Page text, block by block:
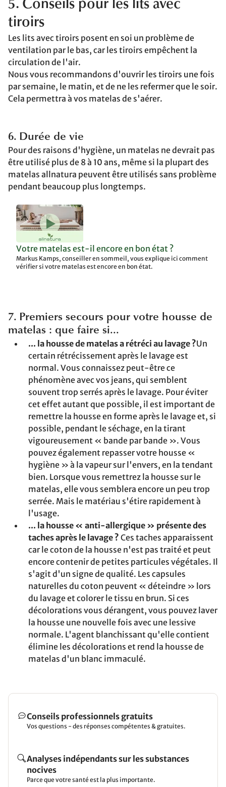
5. Conseils pour les lits avec
tiroirs
Les lits avec tiroirs posent en soi un problème de
ventilation par le bas, car les tiroirs empêchent la
circulation de l'air.
Nous vous recommandons d'ouvrir les tiroirs une fois
par semaine, le matin, et de ne les refermer que le soir.
Cela permettra à vos matelas de s'aérer.
6. Durée de vie
Pour des raisons d'hygiène, un matelas ne devrait pas
être utilisé plus de 8 à 10 ans, même si la plupart des
matelas allnatura peuvent être utilisés sans problème
pendant beaucoup plus longtemps.
Votre matelas est-il encore en bon état ?
Markus Kamps, conseiller en sommeil, vous explique ici comment
vérifier si votre matelas est encore en bon état.
7. Premiers secours pour votre housse de
matelas : que faire si...
... la housse de matelas a rétréci au lavage ?Un
certain rétrécissement après le lavage est
normal. Vous connaissez peut-être ce
phénomène avec vos jeans, qui semblent
souvent trop serrés après le lavage. Pour éviter
cet effet autant que possible, il est important de
remettre la housse en forme après le lavage et, si
possible, pendant le séchage, en la tirant
vigoureusement « bande par bande ». Vous
pouvez également repasser votre housse «
hygiène » à la vapeur sur l'envers, en la tendant
bien. Lorsque vous remettrez la housse sur le
matelas, elle vous semblera encore un peu trop
serrée. Mais le matériau s'étire rapidement à
l'usage.
... la housse « anti-allergique » présente des
taches après le lavage ? Ces taches apparaissent
car le coton de la housse n'est pas traité et peut
encore contenir de petites particules végétales. Il
s'agit d'un signe de qualité. Les capsules
naturelles du coton peuvent « déteindre » lors
du lavage et colorer le tissu en brun. Si ces
décolorations vous dérangent, vous pouvez laver
la housse une nouvelle fois avec une lessive
normale. L'agent blanchissant qu'elle contient
élimine les décolorations et rend la housse de
matelas d'un blanc immaculé.
Conseils professionnels gratuits
Vos questions - des réponses compétentes & gratuites.
Analyses indépendants sur les substances
nocives
Parce que votre santé est la plus importante.